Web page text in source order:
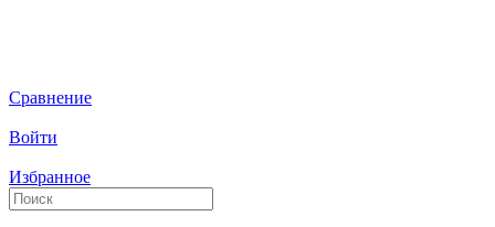
Сравнение
Войти
Избранное